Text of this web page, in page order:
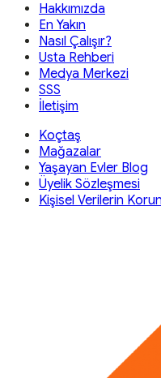
Hakkımızda
En Yakın
Nasıl Çalışır?
Usta Rehberi
Medya Merkezi
SSS
İletişim
Koçtaş
Mağazalar
Yaşayan Evler Blog
Üyelik Sözleşmesi
Kişisel Verilerin